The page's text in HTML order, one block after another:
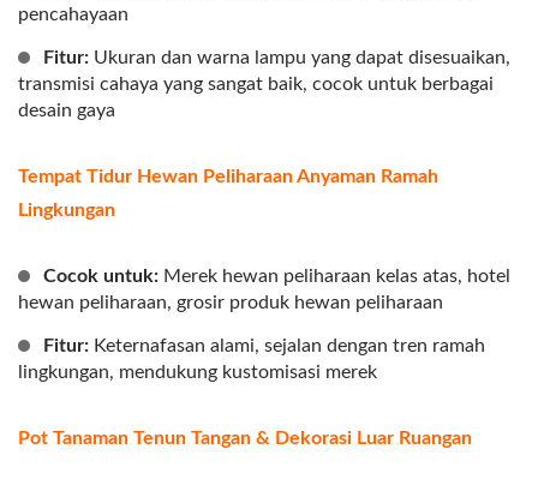
pencahayaan
Fitur: Ukuran dan warna lampu yang dapat disesuaikan,
transmisi cahaya yang sangat baik, cocok untuk berbagai
desain gaya
Tempat Tidur Hewan Peliharaan Anyaman Ramah
Lingkungan
Cocok untuk: Merek hewan peliharaan kelas atas, hotel
hewan peliharaan, grosir produk hewan peliharaan
Fitur: Keternafasan alami, sejalan dengan tren ramah
lingkungan, mendukung kustomisasi merek
Pot Tanaman Tenun Tangan & Dekorasi Luar Ruangan